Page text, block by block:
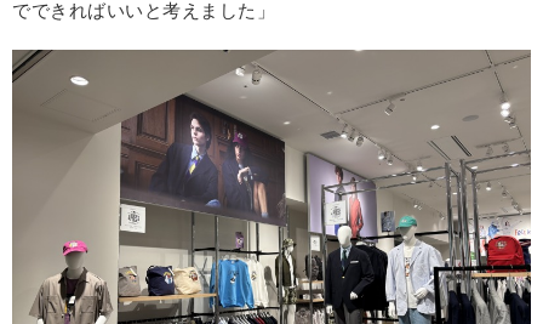
でできればいいと考えました」